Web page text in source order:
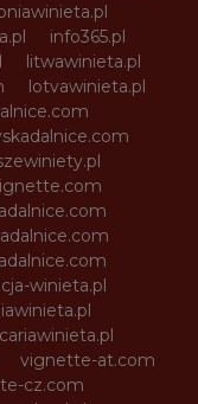
info365.pl
litwawinieta.pl
lotvawinieta.pl
winieta.pl
vignette-at.com
cz.com